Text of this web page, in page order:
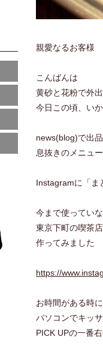
親愛なるお客様
こんばんは
黄砂と花粉で外
今日この頃、い
news(blog)で出
息抜きのメニュ
Instagramに「ま
今まで使ってい
東京下町の喫茶
作ってみました
https://
お時間がある時
パソコンでキッ
PICK UPの一番